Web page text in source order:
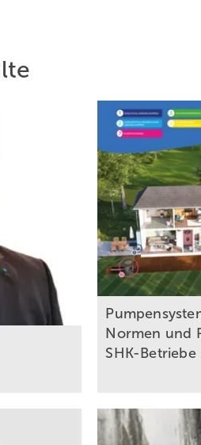
Pu
Normen und
SHK-Betriebe